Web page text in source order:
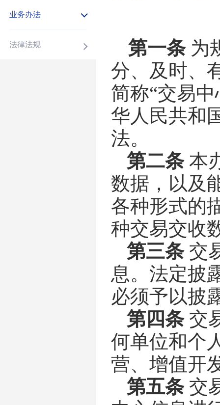
业务办法
法律法规 第一条 为
分、及时、
简称“交易
华人民共和
法。
第二条 本
数据，以及
各种形式的
种交易交收
第三条 交
息。法定披
必须予以披
第四条 交
何单位和个
营、增值开
第五条 交